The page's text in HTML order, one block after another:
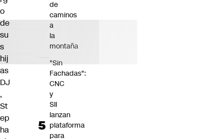
o
de
su
s
hij
as
DJ
,
St
ep
ha
de
caminos
a
la
montaña
"Sin
Fachadas":
CNC
y
SII
lanzan
plataforma
para